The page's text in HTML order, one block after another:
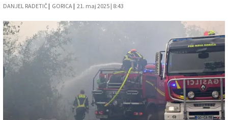
Založnik
Zadruga PD
Naročnine
DANJEL RADETIČ | GORICA | 21. maj 2025 | 8:43